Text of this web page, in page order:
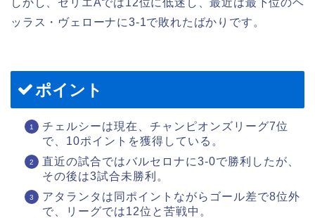
しかし、セリエAでは12位に低迷し、最近は最下位のヘ
ッラス・ヴェローナに3-1で敗れたばかりです。
ポイント
チェルシーは現在、チャンピオンズリーグ7位
で、10ポイントを獲得している。
直近の試合ではバルセロナに3-0で勝利したが、
その後は3試合未勝利。
アタランタは同ポイントながらゴール差で8位外
で、リーグでは12位と苦戦中。